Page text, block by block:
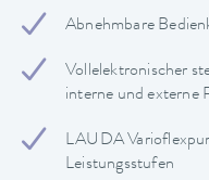
Abnehmbare
Vollelektronischer
interne und externe
LAUDA
Leistungsstufen